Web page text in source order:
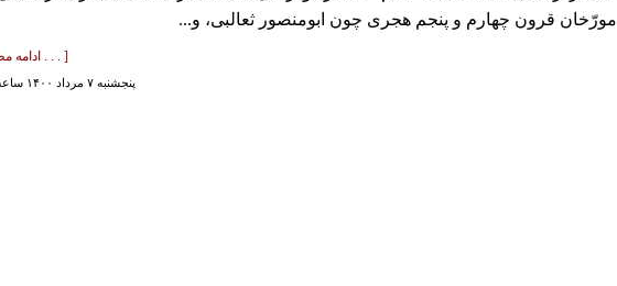
مورّخان قرون چهارم و پنجم هجری چون ابومنصور ثعالبی، و...
[ . . . ادامه
پنجشنبه ۷ مرداد ۱۴۰۰ ساعت ۷:۰۱